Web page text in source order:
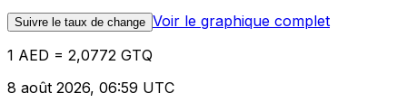
Suivre le taux de change Voir le graphique complet
1 AED = 2,0772 GTQ
8 août 2026, 06:59 UTC